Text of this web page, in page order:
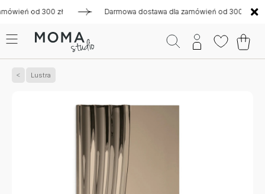
od 300 zł Darmowa dostawa dla zamówień od 300 zł
Lustra